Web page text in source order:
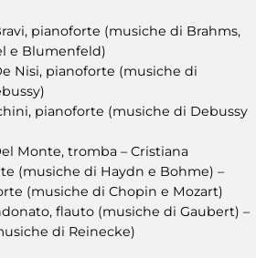
pianoforte (musiche di Brahms,
e Blumenfeld)
Nisi, pianoforte (musiche di
pianoforte (musiche di Debussy
Monte, tromba – Cristiana
(musiche di Haydn e Bohme) –
(musiche di Chopin e Mozart)
flauto (musiche di Gaubert) –
di Reinecke)